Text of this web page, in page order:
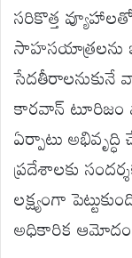
సరికొత్త
సాహసయాత్రలను
సేదతీరాలనుకునే
కారవాన్
ఏర్పాటు
ప్రదేశాలకు
లక్ష్యంగా
అధికారిక